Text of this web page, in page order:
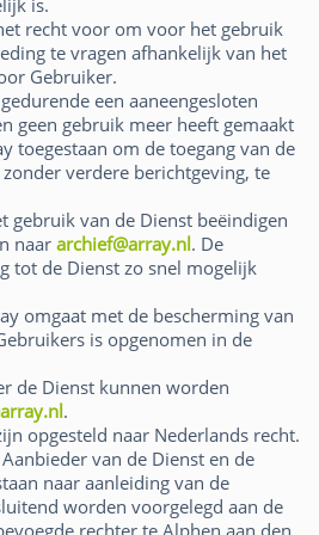
is.
recht voor om voor het gebruik
te vragen afhankelijk van het
Gebruiker.
een aaneengesloten
geen gebruik meer heeft gemaakt
toegestaan om de toegang van de
verdere berichtgeving, te
gebruik van de Dienst beëindigen
naar archief@array.nl. De
tot de Dienst zo snel mogelijk
omgaat met de bescherming van
is opgenomen in de
de Dienst kunnen worden
.
opgesteld naar Nederlands recht.
van de Dienst en de
naar aanleiding van de
worden voorgelegd aan de
rechter te Alphen aan den